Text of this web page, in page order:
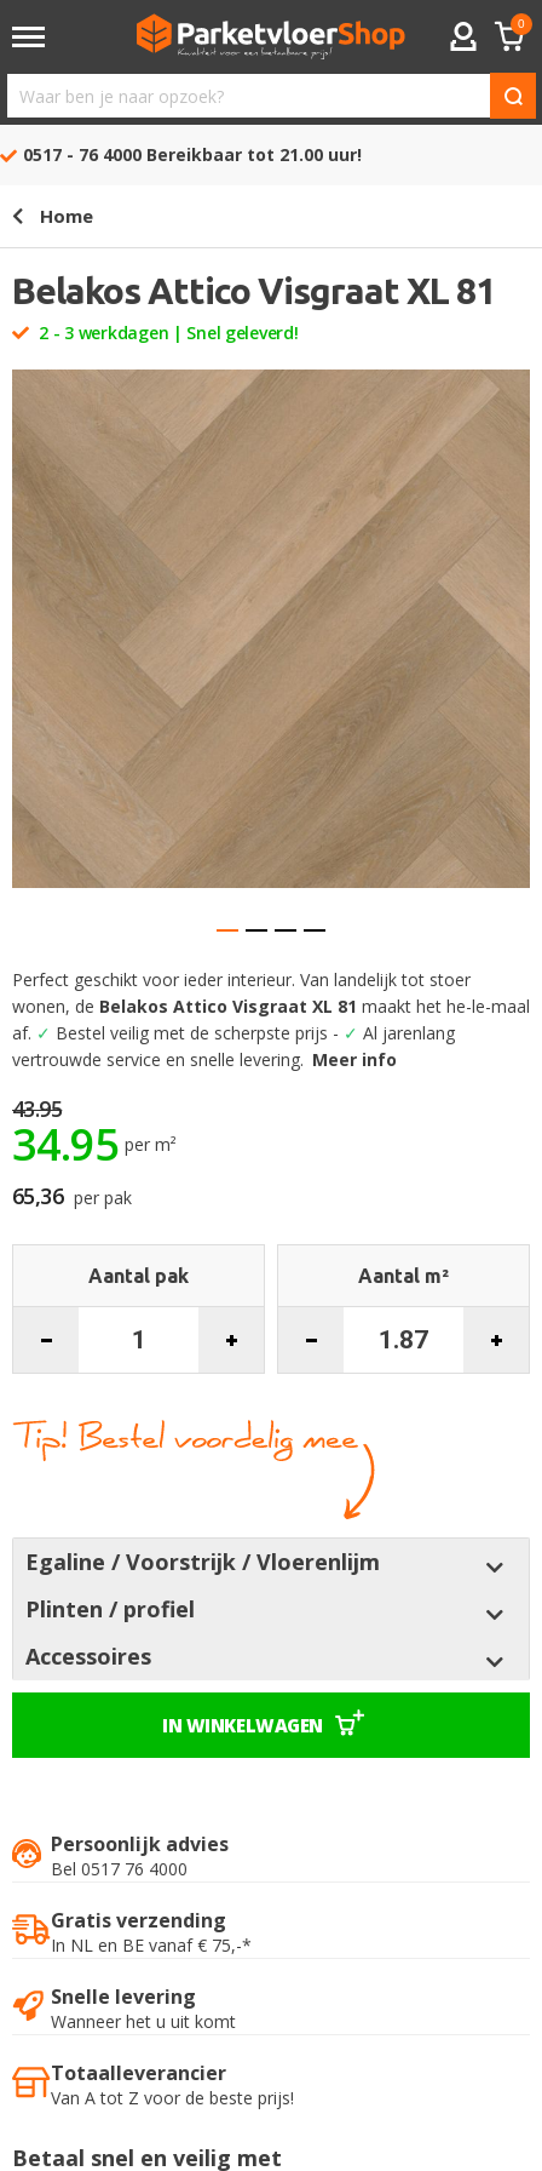
ACCOUNT
0
Waar
ben
opzoek?
0517 - 76 4000 Bereikbaar tot 21.00 uur!
Home
Belakos Attico Visgraat XL 81
2 - 3 werkdagen | Snel geleverd!
de
Ga
naar
het
begin
de
afbeeldingen-
gallerij
Perfect geschikt voor ieder interieur. Van landelijk tot stoer
wonen, de Belakos Attico Visgraat XL 81 maakt het he-le-maal
af. ✓ Bestel veilig met de scherpste prijs - ✓ Al jarenlang
vertrouwde service en snelle levering. Meer info
43.95
34.95 per m²
65,36 per pak
Aantal pak Aantal m²
Egaline / Voorstrijk / Vloerenlijm
Plinten / profiel
Accessoires
IN WINKELWAGEN
Persoonlijk advies
Bel 0517 76 4000
Gratis verzending
In NL en BE vanaf € 75,-*
Snelle levering
Wanneer het u uit komt
Totaalleverancier
Van A tot Z voor de beste prijs!
Betaal snel en veilig met